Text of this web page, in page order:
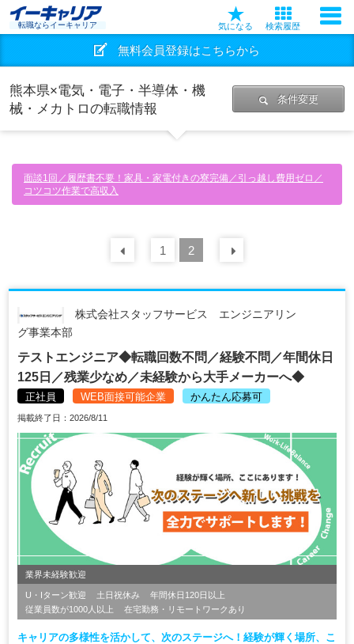
転職ならイーキャリア 気になる 検索履歴
無料会員登録はこちらから
熊本県×電気・電子・半導体・機
械・メカトロの転職情報
条件変更
面談1回／履歴書不要！家具・家電付きの寮完備／引っ越し費用ゼロ／
コツコツ作業で高収入
前の 30
1 2
株式会社スタッフサービス エンジニアリン
グ事業本部
テストエンジニア◆転職回数不問／経験不問／年間休日
125日／残業少なめ／未経験から大手メーカーへ◆
正社員 WEB面接可能企業 かんたん応募可
掲載終了日：2026/8/11
業界未経験歓迎
U・Iターン歓迎 土日祝休み
年間休日120日以上
従業員数が1000人以上
在宅勤務・リモートワークあり
キャリアの多様性を活かして、次のステージへ！経験が輝く場所、こ